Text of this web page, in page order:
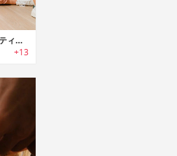
EBO｜スマートでインタラクティブなファミリーコンパニオンロボット「エボ」
+13